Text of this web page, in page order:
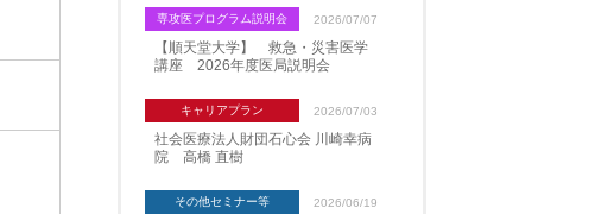
専攻医プログラム説明会 2026/07/07
【順天堂大学】 救急・災害医学
講座 2026年度医局説明会
キャリアプラン 2026/07/03
社会医療法人財団石心会 川崎幸病
院 高橋 直樹
その他セミナー等 2026/06/19